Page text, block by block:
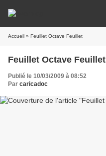
Accueil » Feuillet Octave Feuillet
Feuillet Octave Feuillet
Publié le 10/03/2009 à 08:52
Par caricadoc